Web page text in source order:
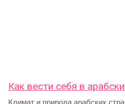
Как вести себя в
Климат и природа арабских